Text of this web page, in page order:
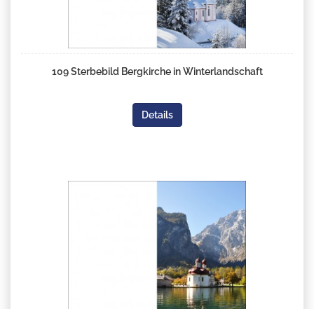
109 Sterbebild Bergkirche in Winterlandschaft
Details